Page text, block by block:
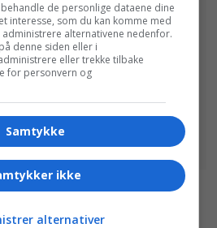
de personlige dataene dine
interesse, som du kan komme med
alternativene nedenfor.
denne siden eller i
eller trekke tilbake
for personvern og
Samtykke
ikke
alternativer